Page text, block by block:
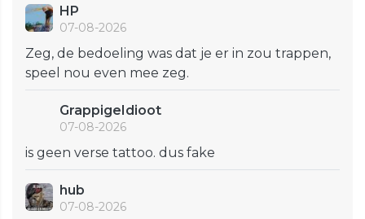
HP
07-08-2026
Zeg, de bedoeling was dat je er in zou trappen,
speel nou even mee zeg.
GrappigeIdioot
07-08-2026
is geen verse tattoo. dus fake
hub
07-08-2026